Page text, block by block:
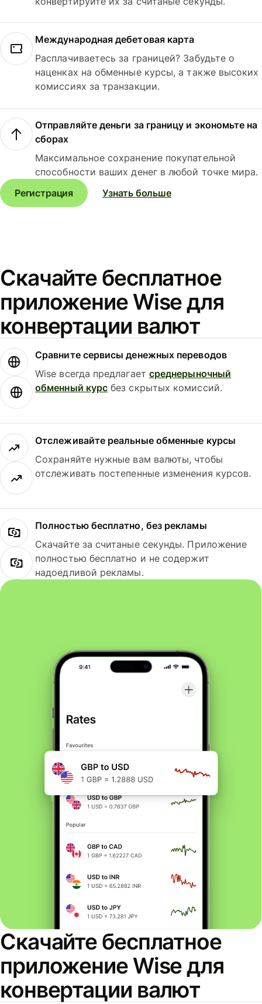
Международная дебетовая карта
Расплачиваетесь за границей? Забудьте о
наценках на обменные курсы, а также высоких
комиссиях за транзакции.
Отправляйте деньги за границу и экономьте на
сборах
Максимальное сохранение покупательной
способности ваших денег в любой точке мира.
Регистрация
Узнать больше
Скачайте бесплатное
приложение Wise для
конвертации валют
Сравните сервисы денежных переводов
Wise всегда предлагает среднерыночный
обменный курс без скрытых комиссий.
Отслеживайте реальные обменные курсы
Сохраняйте нужные вам валюты, чтобы
отслеживать постепенные изменения курсов.
Полностью бесплатно, без рекламы
Скачайте за считаные секунды. Приложение
полностью бесплатно и не содержит
надоедливой рекламы.
Скачайте бесплатное
приложение Wise для
конвертации валют